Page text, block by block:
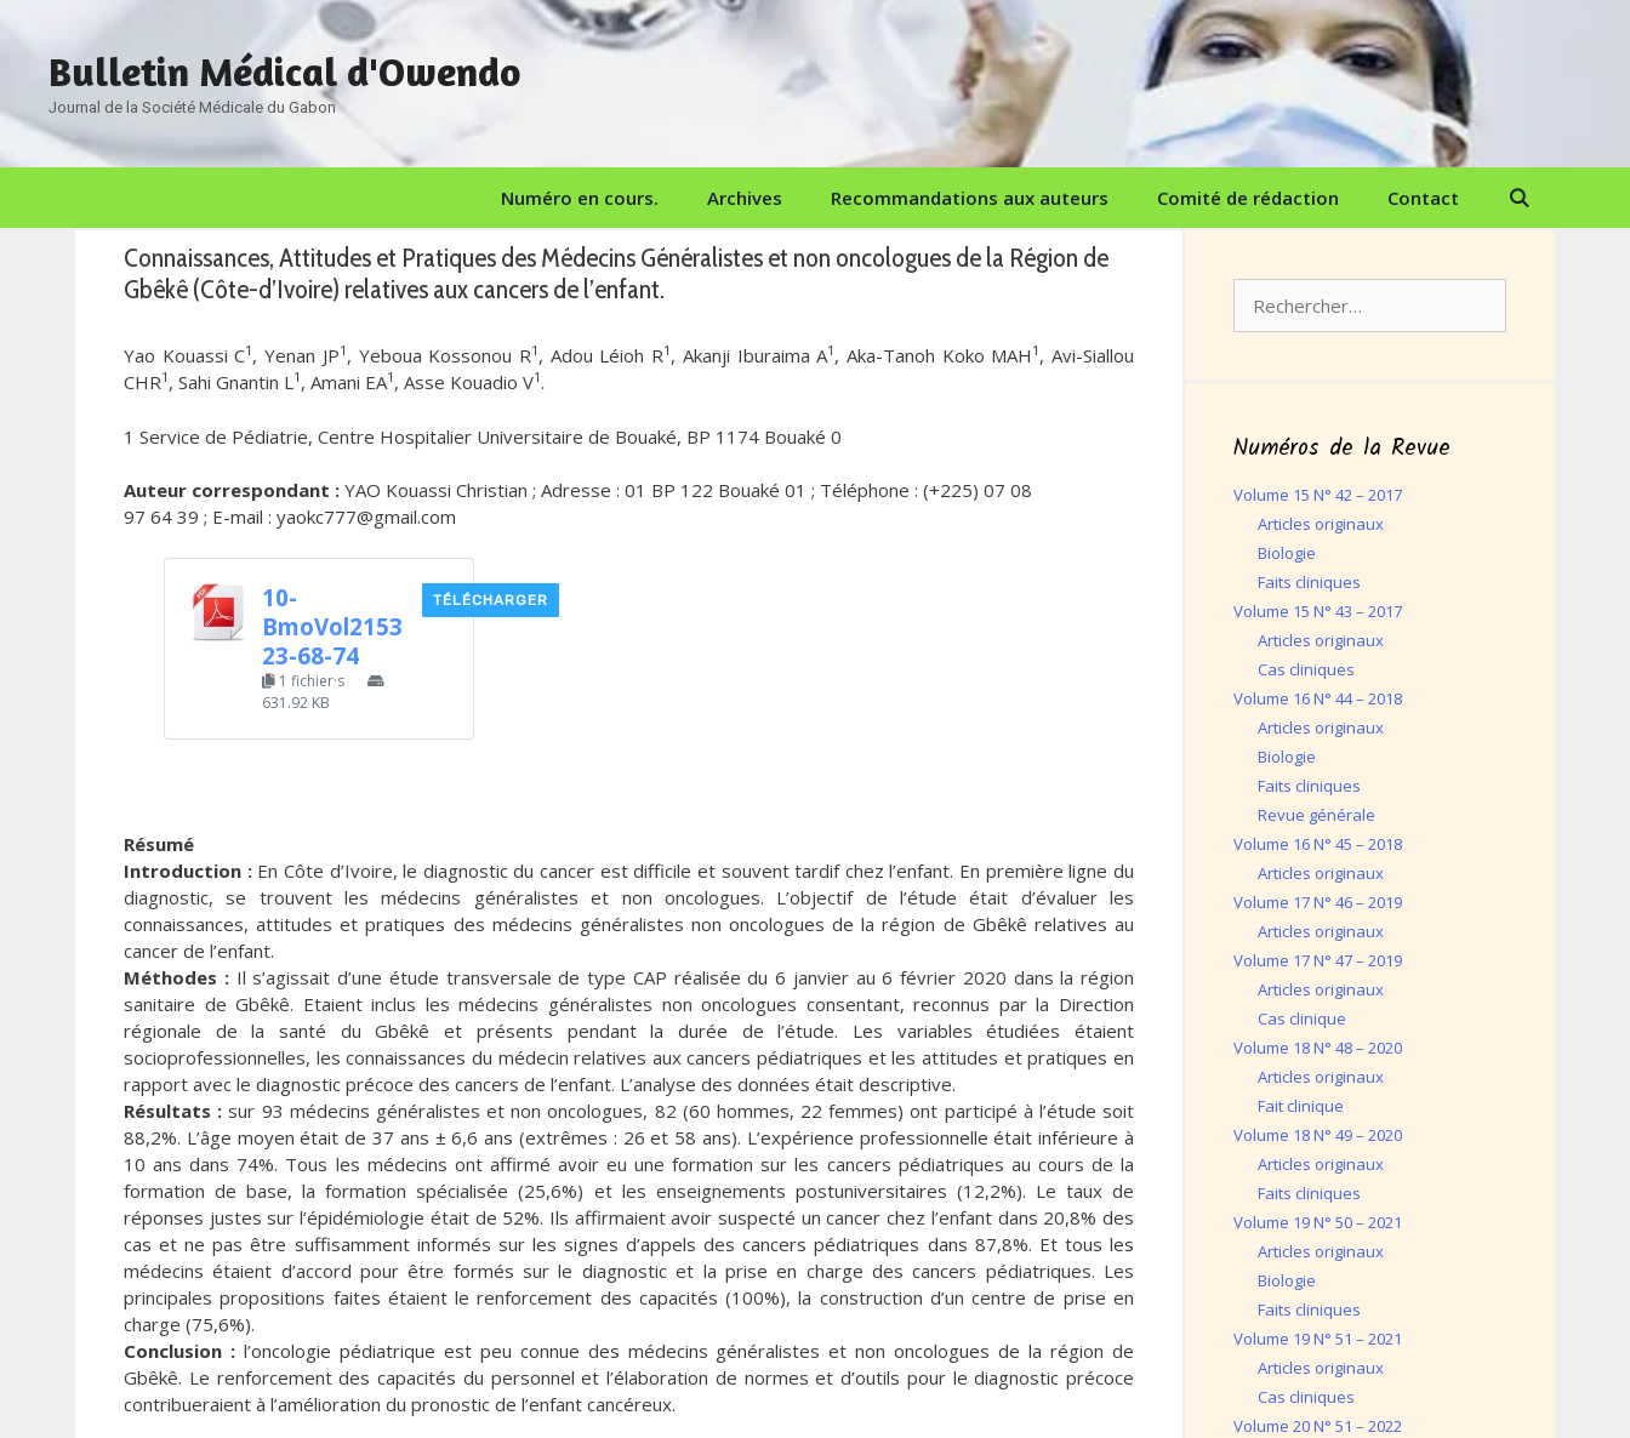
contenuBulletin Médical d'Owendo
Journal de la Société Médicale du Gabon
Numéro en cours. Archives Recommandations aux auteurs Comité de rédaction Contact
Connaissances, Attitudes et Pratiques des Médecins Généralistes et non oncologues de la Région de
Gbêkê (Côte-d’Ivoire) relatives aux cancers de l’enfant.
Yao Kouassi C1 , Yenan JP1 , Yeboua Kossonou R1 , Adou Léioh R1 , Akanji Iburaima A1 , Aka-Tanoh Koko MAH 1 , Avi-Siallou
CHR1 , Sahi Gnantin L1 , Amani EA1 , Asse Kouadio V1.
1 Service de Pédiatrie, Centre Hospitalier Universitaire de Bouaké, BP 1174 Bouaké 0
Auteur correspondant : YAO Kouassi Christian ; Adresse : 01 BP 122 Bouaké 01 ; Téléphone : (+225) 07 08
97 64 39 ; E-mail : yaokc777@gmail.com
10-
BmoVol2153
23-68-74
1 fichier·s
631.92 KB
TÉLÉCHARGER
Résumé
Introduction :En Côte d’Ivoire, le diagnostic du cancer est difficile et souvent tardif chez l’enfant. En première ligne du
diagnostic, se trouvent les médecins généralistes et non oncologues. L’objectif de l’étude était d’évaluer les
connaissances, attitudes et pratiques des médecins généralistes non oncologues de la région de Gbêkê relatives au
cancer de l’enfant.
Méthodes :Il s’agissait d’une étude transversale de type CAP réalisée du 6 janvier au 6 février 2020 dans la région
sanitaire de Gbêkê. Etaient inclus les médecins généralistes non oncologues consentant, reconnus par la Direction
régionale de la santé du Gbêkê et présents pendant la durée de l’étude. Les variables étudiées étaient
socioprofessionnelles, les connaissances du médecin relatives aux cancers pédiatriques et les attitudes et pratiques en
rapport avec le diagnostic précoce des cancers de l’enfant. L’analyse des données était descriptive.
Résultats : sur 93 médecins généralistes et non oncologues, 82 (60 hommes, 22 femmes) ont participé à l’étude soit
88,2%. L’âge moyen était de 37 ans ± 6,6 ans (extrêmes : 26 et 58 ans). L’expérience professionnelle était inférieure à
10 ans dans 74%. Tous les médecins ont affirmé avoir eu une formation sur les cancers pédiatriques au cours de la
formation de base, la formation spécialisée (25,6%) et les enseignements postuniversitaires (12,2%). Le taux de
réponses justes sur l’épidémiologie était de 52%. Ils affirmaient avoir suspecté un cancer chez l’enfant dans 20,8% des
cas et ne pas être suffisamment informés sur les signes d’appels des cancers pédiatriques dans 87,8%. Et tous les
médecins étaient d’accord pour être formés sur le diagnostic et la prise en charge des cancers pédiatriques. Les
principales propositions faites étaient le renforcement des capacités (100%), la construction d’un centre de prise en
charge (75,6%).
Conclusion :l’oncologie pédiatrique est peu connue des médecins généralistes et non oncologues de la région de
Gbêkê. Le renforcement des capacités du personnel et l’élaboration de normes et d’outils pour le diagnostic précoce
contribueraient à l’amélioration du pronostic de l’enfant cancéreux.
Numéros de la Revue
Volume 15 N° 42 – 2017
Articles originaux
Biologie
Faits cliniques
Volume 15 N° 43 – 2017
Articles originaux
Cas cliniques
Volume 16 N° 44 – 2018
Articles originaux
Biologie
Faits cliniques
Revue générale
Volume 16 N° 45 – 2018
Articles originaux
Volume 17 N° 46 – 2019
Articles originaux
Volume 17 N° 47 – 2019
Articles originaux
Cas clinique
Volume 18 N° 48 – 2020
Articles originaux
Fait clinique
Volume 18 N° 49 – 2020
Articles originaux
Faits cliniques
Volume 19 N° 50 – 2021
Articles originaux
Biologie
Faits cliniques
Volume 19 N° 51 – 2021
Articles originaux
Cas cliniques
Volume 20 N° 51 – 2022